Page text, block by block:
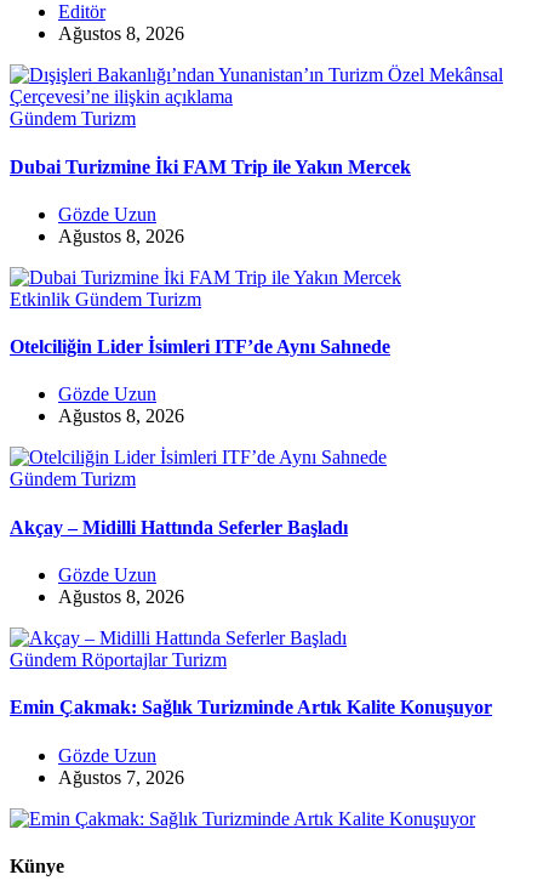
Editör
Ağustos 8, 2026
Gündem Turizm
Dubai Turizmine İki FAM Trip ile Yakın Mercek
Gözde Uzun
Ağustos 8, 2026
Etkinlik Gündem Turizm
Otelciliğin Lider İsimleri ITF’de Aynı Sahnede
Gözde Uzun
Ağustos 8, 2026
Gündem Turizm
Akçay – Midilli Hattında Seferler Başladı
Gözde Uzun
Ağustos 8, 2026
Gündem RöportajlarTurizm
Emin Çakmak: Sağlık Turizminde Artık Kalite Konuşuyor
Gözde Uzun
Ağustos 7, 2026
Künye